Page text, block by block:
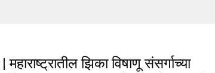
झिका विषाणू संसर्गाच्या